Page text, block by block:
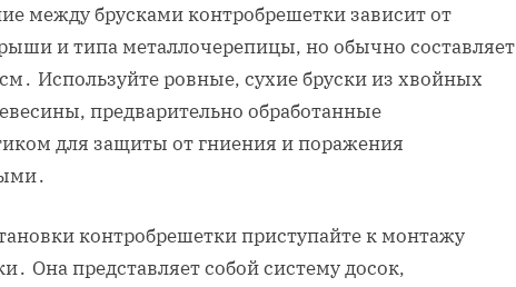
между брусками контробрешетки зависит от
и типа металлочерепицы, но обычно составляет
Используйте ровные, сухие бруски из хвойных
предварительно обработанные
для защиты от гниения и поражения
контробрешетки приступайте к монтажу
Она представляет собой систему досок,